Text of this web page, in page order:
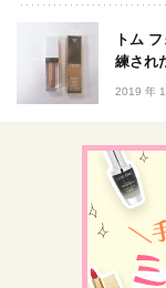
トム
練され
2019 年